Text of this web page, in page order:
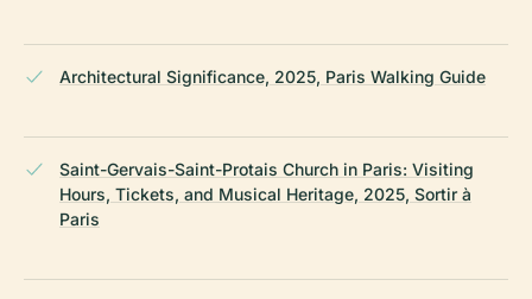
Architectural Significance, 2025, Paris Walking Guide
Saint-Gervais-Saint-Protais Church in Paris: Visiting
Hours, Tickets, and Musical Heritage, 2025, Sortir à
Paris